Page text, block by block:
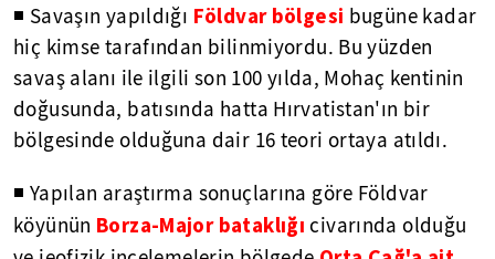
◾ Savaşın yapıldığı Földvar bölgesi bugüne kadar
hiç kimse tarafından bilinmiyordu. Bu yüzden
savaş alanı ile ilgili son 100 yılda, Mohaç kentinin
doğusunda, batısında hatta Hırvatistan'ın bir
bölgesinde olduğuna dair 16 teori ortaya atıldı.
◾ Yapılan araştırma sonuçlarına göre Földvar
köyünün Borza-Major bataklığı civarında olduğu